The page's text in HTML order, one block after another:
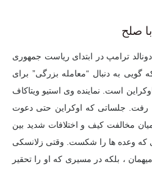
صلح
ترامپ در ابتدای ریاست جمهوری
به دنبال “معامله بزرگی” برای
است. نماینده وی استیو ویتاکاف
جلساتی که اوکراین حتی دعوت
مخالفت کیف و اختلافات شدید بین
که وعده ها را شکست. وقتی زلانسکی
، بلکه در مسیری که او را تحقیر